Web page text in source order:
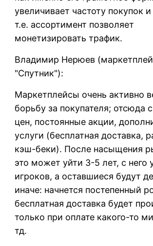
увеличивает частоту покупок
т.е. ассортимент позволяет
монетизировать трафик.
Владимир Нерюев
"Спутник"):
Маркетплейсы очень активно
борьбу за покупателя; отсюда
цен, постоянные акции,
услуги (бесплатная доставка,
кэш-беки). После насыщения
это может уйти 3-5 лет, с него
игроков, а оставшиеся будут
иначе: начнется постепенный
бесплатная доставка будет
только при оплате какого-то
тд.